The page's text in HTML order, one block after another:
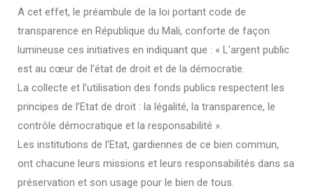
A cet effet, le préambule de la loi portant code de
transparence en République du Mali, conforte de façon
lumineuse ces initiatives en indiquant que : « L’argent public
est au cœur de l’état de droit et de la démocratie.
La collecte et l’utilisation des fonds publics respectent les
principes de l’Etat de droit : la légalité, la transparence, le
contrôle démocratique et la responsabilité ».
Les institutions de l’Etat, gardiennes de ce bien commun,
ont chacune leurs missions et leurs responsabilités dans sa
préservation et son usage pour le bien de tous.